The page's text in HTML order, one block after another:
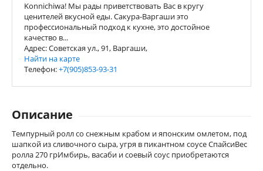
Konnichiwa! Мы рады приветствовать Вас в кругу
ценителей вкусной еды. Сакура-Варгаши это
профессиональный подход к кухне, это достойное
качество в...
Адрес: Советская ул., 91, Варгаши,
Найти на карте
Телефон:+7(905)853-93-31
Описание
Темпурный ролл со снежным крабом и японским омлетом, под
шапкой из сливочного сыра, угря в пикантном соусе СпайсиВес
ролла 270 грИмбирь, васаби и соевый соус приобретаются
отдельно.